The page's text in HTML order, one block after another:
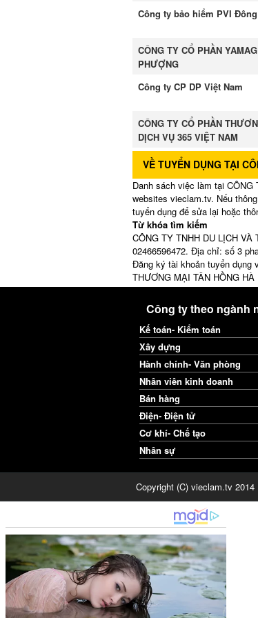
Công ty bảo hiểm PVI
CÔNG TY CỔ PHẦN
PHƯỢNG
Công ty CP DP Việt Nam
CÔNG TY CỔ PHẦN
DỊCH VỤ 365 VIỆT NAM
VỀ TUYỂN DỤNG TẠI
Danh sách việc làm tại
websites vieclam.tv. Nếu
tuyển dụng để sửa lại hoặc
Từ khóa tìm kiếm
CÔNG TY TNHH DU LỊCH
02466596472. Địa chỉ: số 3
Đăng ký tài khoản tuyển dụng
THƯƠNG MẠI TÂN HỒNG HÀ
Công ty theo ngành
Kế toán- Kiểm toán
Xây dựng
Hành chính- Văn phòng
Nhân viên kinh doanh
Bán hàng
Điện- Điện tử
Cơ khí- Chế tạo
Nhân sự
Copyright (C) vieclam.tv 2014